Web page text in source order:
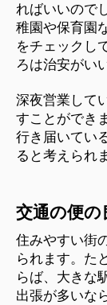
ればいいので
稚園や保育園
をチェックし
ろは治安がい
深夜営業して
すことができ
行き届いてい
ると考えられ
交通の便の
住みやすい街
られます。た
らば、大きな
出張が多いな